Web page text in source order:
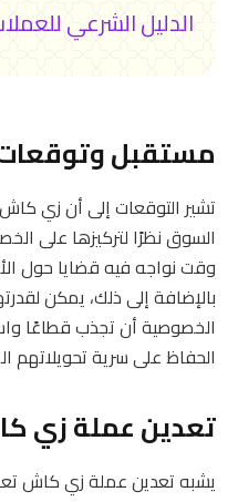
الدليل الشرعي
مستقبل
تشير التوقعات إلى أن زي
السوق نظرًا لتركيزها على
وقت نواجه فيه قضايا حول
بالإضافة إلى ذلك، يمكن
الخصوصية أن تجذب قطاعًا
الحفاظ على سرية تحويلاتهم
تعدين عملة زي
يشبه تعدين عملة زي كاش